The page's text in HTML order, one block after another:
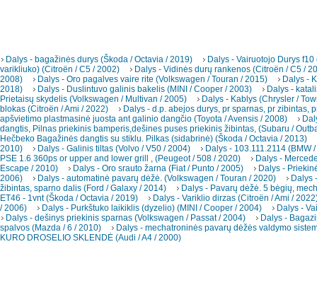
Dalys - bagažinės durys (Škoda / Octavia / 2019)
Dalys - Vairuotojo Durys
varikliuko) (Citroën / C5 / 2002)
Dalys - Vidinės durų rankenos (Citroën / C5 /
2008)
Dalys - Oro pagalves vaire rite (Volkswagen / Touran / 2015)
Dalys -
2018)
Dalys - Duslintuvo galinis bakelis (MINI / Cooper / 2003)
Dalys -
Prietaisų skydelis (Volkswagen / Multivan / 2005)
Dalys - Kablys (Chrysler /
blokas (Citroën / Ami / 2022)
Dalys - d.p. abejos durys, pr sparnas, pr zibintas,
apšvietimo plastmasinė juosta ant galinio dangčio (Toyota / Avensis / 2008)
dangtis, Pilnas priekinis bamperis,dešines puses priekinis žibintas, (Subaru /
Hečbeko Bagažinės dangtis su stiklu. Pilkas (sidabrinė) (Škoda / Octavia / 2013)
2010)
Dalys - Galinis tiltas (Volvo / V50 / 2004)
Dalys - 103.111.2114 (BMW
PSE 1.6 360ps or upper and lower grill , (Peugeot / 508 / 2020)
Dalys -
Escape / 2010)
Dalys - Oro srauto žarna (Fiat / Punto / 2005)
Dalys -
2006)
Dalys - automatinė pavarų dėžė. (Volkswagen / Touran / 2020)
Dalys
žibintas, sparno dalis (Ford / Galaxy / 2014)
Dalys - Pavarų dėžė. 5 bėgių,
ET46 - 1vnt (Škoda / Octavia / 2019)
Dalys - Variklio dirzas (Citroën / Ami /
/ 2006)
Dalys - Purkštuko laikiklis (dyzelio) (MINI / Cooper / 2004)
Dalys -
Dalys - dešinys priekinis sparnas (Volkswagen / Passat / 2004)
Dalys -
spalvos (Mazda / 6 / 2010)
Dalys - mechatroninės pavarų dėžės valdymo
KURO DROSELIO SKLENDĖ (Audi / A4 / 2000)